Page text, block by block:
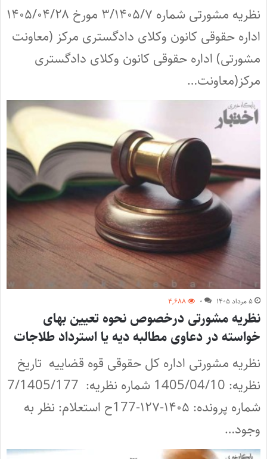
نظریه مشورتی شماره ۳/۱۴۰۵/۷ مورخ ۱۴۰۵/۰۴/۲۸
اداره حقوقی کانون وکلای دادگستری مرکز (معاونت
مشورتی) اداره حقوقی کانون وکلای دادگستری
مرکز(معاونت…
۵ مرداد ۱۴۰۵ ۰ ۴,۶۸۸
نظریه مشورتی درخصوص نحوه تعیین بهای
خواسته در دعاوی مطالبه دیه یا استرداد طلاجات
نظریه مشورتی اداره کل حقوقی قوه قضاییه تاریخ
نظریه: 1405/04/10 شماره نظریه: 7/1405/177
شماره پرونده: ۱۴۰۵-۱۲۷-177ح استعلام: نظر به
وجود…